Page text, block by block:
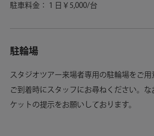
駐車料金：１日￥5,000/台
駐輪場
スタジオツアー来場者専用の駐輪場をご用
ご到着時にスタッフにお尋ねください。
ケットの提示をお願いしております。